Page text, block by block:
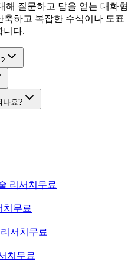
해 질문하고 답을 얻는 대화형
하고 복잡한 수식이나 도표
니다.
나요?
리서치 무료
무료
서치 무료
치 무료